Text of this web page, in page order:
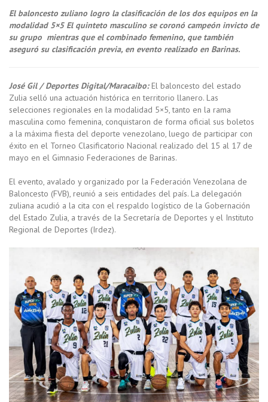
El baloncesto zuliano logro la clasificación de los dos equipos en la
modalidad 5×5 El quinteto masculino se coronó campeón invicto de
su grupo mientras que el combinado femenino, que también
aseguró su clasificación previa, en evento realizado en Barinas.
José Gil / Deportes Digital/Maracaibo:El baloncesto del estado
Zulia selló una actuación histórica en territorio llanero. Las
selecciones regionales en la modalidad 5×5, tanto en la rama
masculina como femenina, conquistaron de forma oficial sus boletos
a la máxima fiesta del deporte venezolano, luego de participar con
éxito en el Torneo Clasificatorio Nacional realizado del 15 al 17 de
mayo en el Gimnasio Federaciones de Barinas.
El evento, avalado y organizado por la Federación Venezolana de
Baloncesto (FVB), reunió a seis entidades del país. La delegación
zuliana acudió a la cita con el respaldo logístico de la Gobernación
del Estado Zulia, a través de la Secretaría de Deportes y el Instituto
Regional de Deportes (Irdez).